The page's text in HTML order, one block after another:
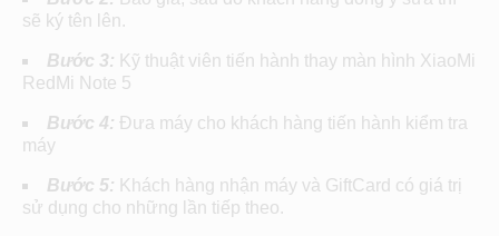
sẽ ký tên lên.
Bước 3: Kỹ thuật viên tiến hành thay màn hình XiaoMi
RedMi Note 5
Bước 4: Đưa máy cho khách hàng tiến hành kiểm tra
máy
Bước 5: Khách hàng nhận máy và GiftCard có giá trị
sử dụng cho những lần tiếp theo.